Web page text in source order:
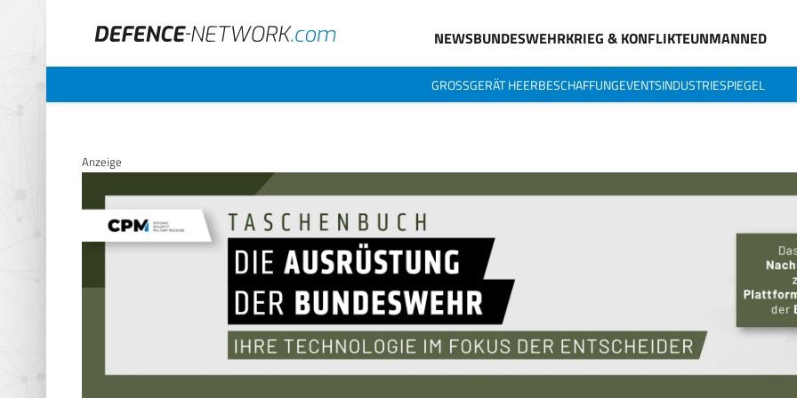
NEWSBUNDESWEHRKRIEG & KONFLIKTEUNMANNED
GROSSGERÄT HEERBESCHAFFUNGEVENTSINDUSTRIESPIEGEL
Anzeige